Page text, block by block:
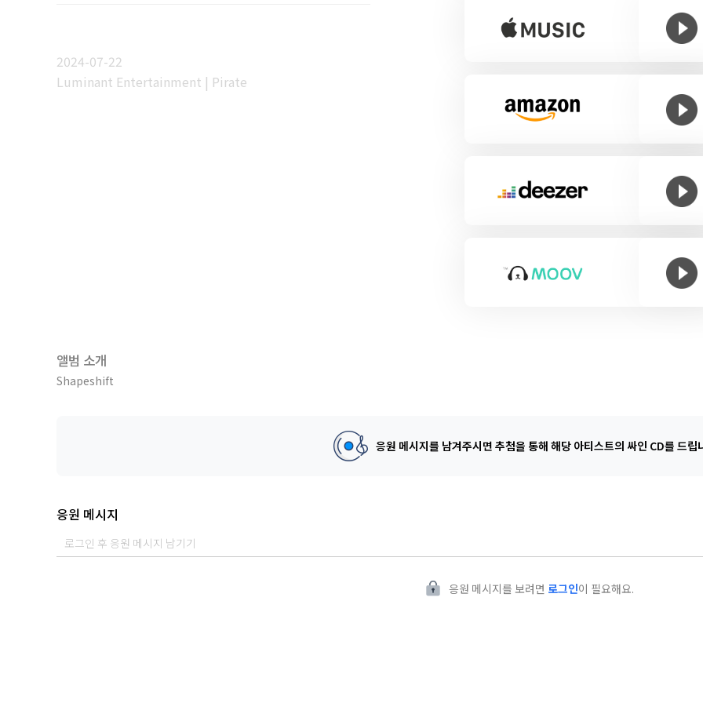
2024-07-22
Luminant Entertainment | Pirate
앨범 소개
Shapeshift
응원 메시지를 남겨주시면 추첨을 통해 해당 아티스트의 싸인 CD를 드립
응원 메시지
응원 메시지를 보려면 로그인이 필요해요.